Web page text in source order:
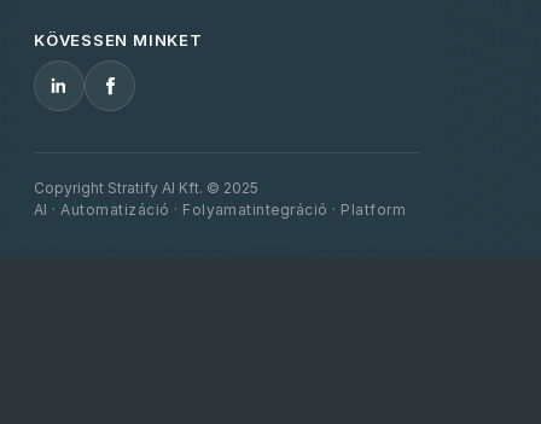
KÖVESSEN MINKET
Copyright Stratify AI Kft. © 2025
AI · Automatizáció · Folyamatintegráció · Platform